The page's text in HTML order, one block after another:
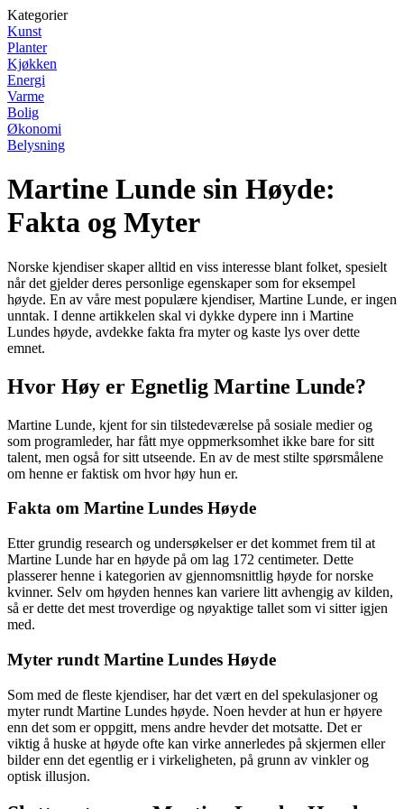
Kategorier
Kunst
Planter
Kjøkken
Energi
Varme
Bolig
Økonomi
Belysning
Martine Lunde sin Høyde:
Fakta og Myter
Norske kjendiser skaper alltid en viss interesse blant folket, spesielt
når det gjelder deres personlige egenskaper som for eksempel
høyde. En av våre mest populære kjendiser, Martine Lunde, er ingen
unntak. I denne artikkelen skal vi dykke dypere inn i Martine
Lundes høyde, avdekke fakta fra myter og kaste lys over dette
emnet.
Hvor Høy er Egnetlig Martine Lunde?
Martine Lunde, kjent for sin tilstedeværelse på sosiale medier og
som programleder, har fått mye oppmerksomhet ikke bare for sitt
talent, men også for sitt utseende. En av de mest stilte spørsmålene
om henne er faktisk om hvor høy hun er.
Fakta om Martine Lundes Høyde
Etter grundig research og undersøkelser er det kommet frem til at
Martine Lunde har en høyde på om lag 172 centimeter. Dette
plasserer henne i kategorien av gjennomsnittlig høyde for norske
kvinner. Selv om høyden hennes kan variere litt avhengig av kilden,
så er dette det mest troverdige og nøyaktige tallet som vi sitter igjen
med.
Myter rundt Martine Lundes Høyde
Som med de fleste kjendiser, har det vært en del spekulasjoner og
myter rundt Martine Lundes høyde. Noen hevder at hun er høyere
enn det som er oppgitt, mens andre hevder det motsatte. Det er
viktig å huske at høyde ofte kan virke annerledes på skjermen eller
bilder enn det egentlig er i virkeligheten, på grunn av vinkler og
optisk illusjon.